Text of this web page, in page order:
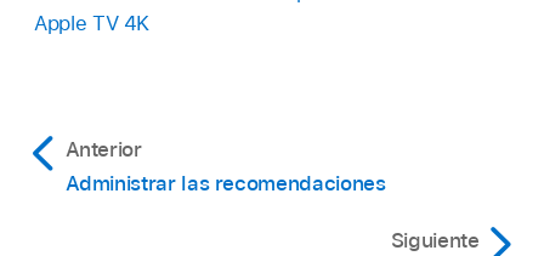
Apple TV 4K
Anterior
Administrar las recomendaciones
Siguiente